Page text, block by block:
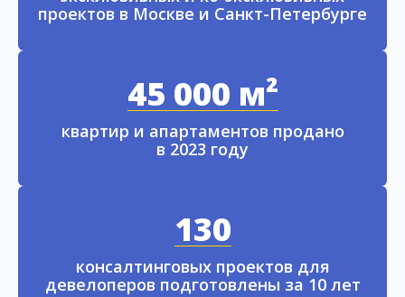
проектов в Москве и Санкт-Петербурге
45 000 м²
квартир и апартаментов продано
в 2023 году
130
консалтинговых проектов для
девелоперов подготовлены за 10 лет